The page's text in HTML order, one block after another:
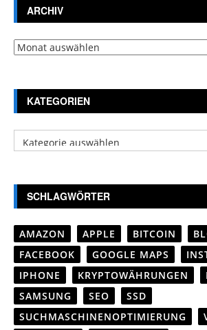
ARCHIV
Archiv
KATEGORIEN
Kategorien
SCHLAGWÖRTER
AMAZON APPLE BITCOIN
FACEBOOK
GOOGLE MAPS
IPHONE
KRYPTOWÄHRUNGEN
SAMSUNG
SEO
SSD
SUCHMASCHINENOPTIMIERUNG